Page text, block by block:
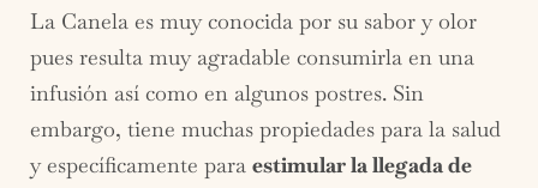
La Canela es muy conocida por su sabor y olor
pues resulta muy agradable consumirla en una
infusión así como en algunos postres. Sin
embargo, tiene muchas propiedades para la salud
y específicamente para estimular la llegada de